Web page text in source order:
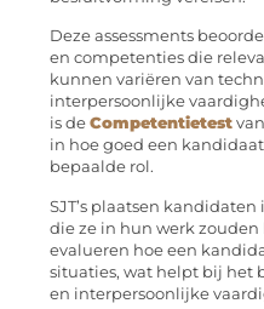
Deze assessments
en competenties die
kunnen variëren van
interpersoonlijke
is de Competentietest
in hoe goed een
bepaalde rol.
SJT’s plaatsen
die ze in hun werk
evalueren hoe een
situaties, wat helpt bij het
en interpersoonlijke